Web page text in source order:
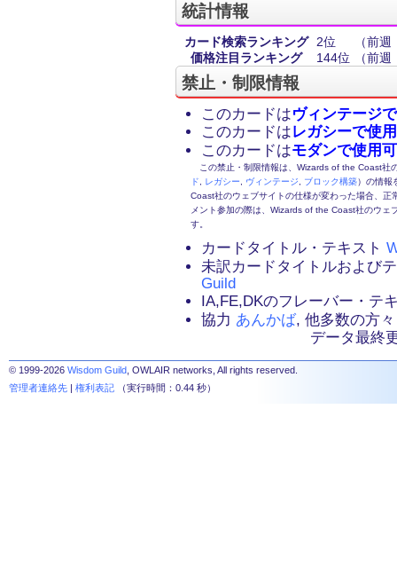
統計情報
カード検索ランキング 2位
（前
価格注目ランキング
144位 （前
禁止・制限情報
このカードはヴィンテージ
このカードはレガシーで使
このカードはモダンで使用
この禁止・制限情報は、Wizards of the Coast社
ド
レガシー ヴィンテージ ブロック構築）の情報
Coast社のウェブサイトの仕様が変わった場合、
メント参加の際は、Wizards of the Coast社のウェ
す。
カードタイトル・テキスト
未訳カードタイトルおよび
Guild
IA,FE,DKのフレーバー・テ
協力 あんかば, 他多数の方々
データ最終
© 1999-2026 Wisdom Guild , OWLAIR networks, All rights reserved.
管理者連絡先 | 権利表記 （実行時間：0.44 秒）